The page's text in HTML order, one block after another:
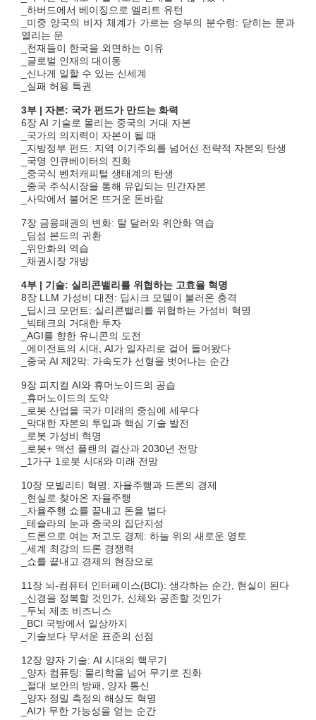
_하버드에서 베이징으로 엘리트 유턴
_미중 양국의 비자 체계가 가르는 승부의 분수령: 닫히는 문과
열리는 문
_천재들이 한국을 외면하는 이유
_글로벌 인재의 대이동
_신나게 일할 수 있는 신세계
_실패 허용 특권
3부 | 자본: 국가 펀드가 만드는 화력
6장 AI 기술로 몰리는 중국의 거대 자본
_국가의 의지력이 자본이 될 때
_지방정부 펀드: 지역 이기주의를 넘어선 전략적 자본의 탄생
_국영 인큐베이터의 진화
_중국식 벤처캐피털 생태계의 탄생
_중국 주식시장을 통해 유입되는 민간자본
_사막에서 불어온 뜨거운 돈바람
7장 금융패권의 변화: 탈 달러와 위안화 역습
_딤섬 본드의 귀환
_위안화의 역습
_채권시장 개방
4부 | 기술: 실리콘밸리를 위협하는 고효율 혁명
8장 LLM 가성비 대전: 딥시크 모델이 불러온 충격
_딥시크 모먼트: 실리콘밸리를 위협하는 가성비 혁명
_빅테크의 거대한 투자
_AGI를 향한 유니콘의 도전
_에이전트의 시대, AI가 일자리로 걸어 들어왔다
_중국 AI 제2막: 가속도가 선형을 벗어나는 순간
9장 피지컬 AI와 휴머노이드의 공습
_휴머노이드의 도약
_로봇 산업을 국가 미래의 중심에 세우다
_막대한 자본의 투입과 핵심 기술 발전
_로봇 가성비 혁명
_로봇+ 액션 플랜의 결산과 2030년 전망
_1가구 1로봇 시대와 미래 전망
10장 모빌리티 혁명: 자율주행과 드론의 경제
_현실로 찾아온 자율주행
_자율주행 쇼를 끝내고 돈을 벌다
_테슬라의 눈과 중국의 집단지성
_드론으로 여는 저고도 경제: 하늘 위의 새로운 영토
_세계 최강의 드론 경쟁력
_쇼를 끝내고 경제의 현장으로
11장 뇌-컴퓨터 인터페이스(BCI): 생각하는 순간, 현실이 된다
_신경을 정복할 것인가, 신체와 공존할 것인가
_두뇌 제조 비즈니스
_BCI 국방에서 일상까지
_기술보다 무서운 표준의 선점
12장 양자 기술: AI 시대의 핵무기
_양자 컴퓨팅: 물리학을 넘어 무기로 진화
_절대 보안의 방패, 양자 통신
_양자 정밀 측정의 해상도 혁명
_AI가 무한 가능성을 얻는 순간